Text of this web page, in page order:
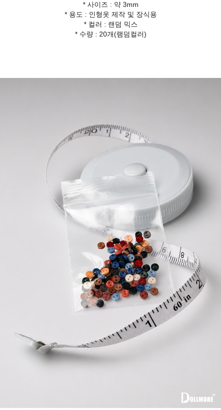
* 사이즈 : 약 3mm
* 용도 : 인형옷 제작 및 장식용
* 컬러 : 랜덤 믹스
* 수량 : 20개(램덤컬러)